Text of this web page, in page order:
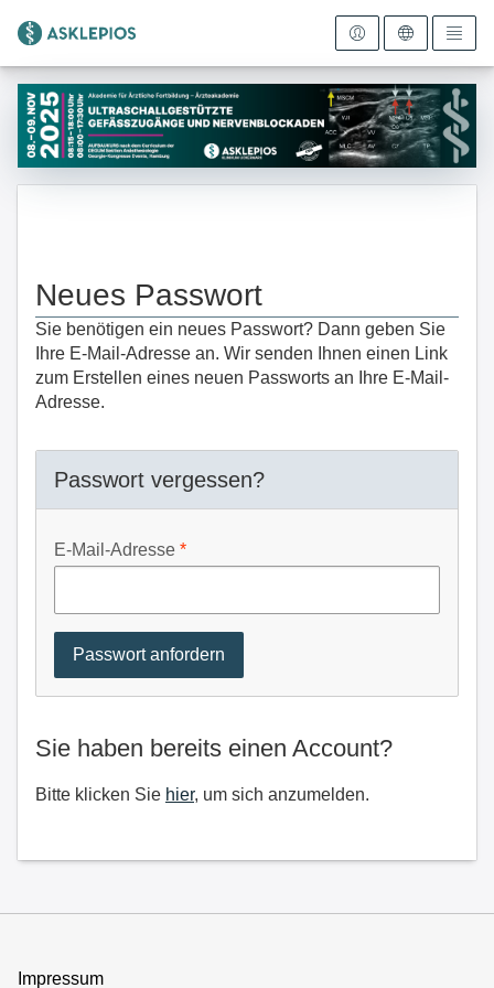
Zur Startseite
Neues Passwort
Sie benötigen ein neues Passwort? Dann geben Sie
Ihre E-Mail-Adresse an. Wir senden Ihnen einen Link
zum Erstellen eines neuen Passworts an Ihre E-Mail-
Adresse.
Passwort vergessen?
E-Mail-Adresse
Sie haben bereits einen Account?
Bitte klicken Sie hier, um sich anzumelden.
Impressum